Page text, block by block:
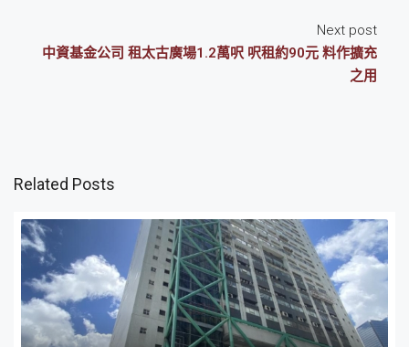
Next post
中資基金公司 租太古廣場1.2萬呎 呎租約90元 料作擴充
之用
Related Posts